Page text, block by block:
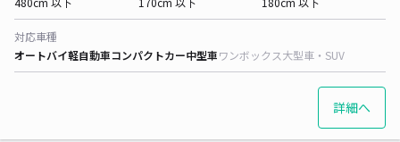
対応車種
オートバイ軽自動車コンパクトカー中型車ワンボックス大型車・SUV
詳細へ